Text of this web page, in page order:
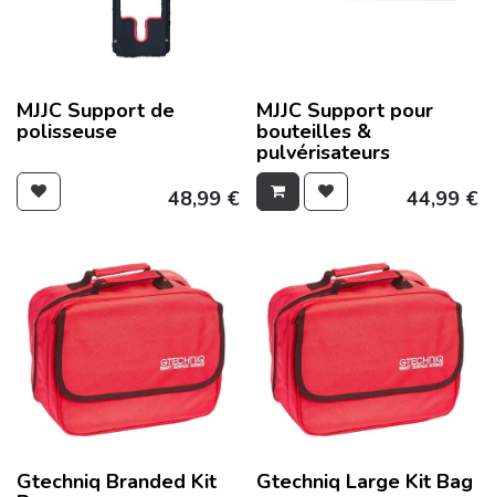
MJJC Support de
polisseuse
48,99€
MJJC Support pour
bouteilles &
pulvérisateurs
44,99 €
Gtechniq Branded Kit Gtechniq Large Kit Bag